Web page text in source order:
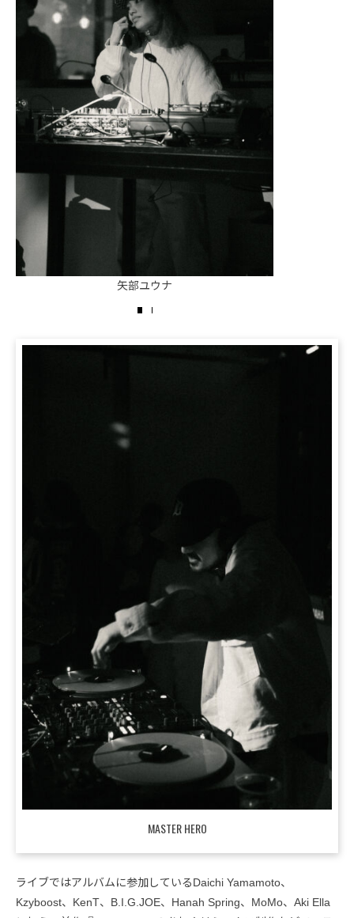
矢部ユウナ
MASTER HERO
ライブではアルバムに参加しているDaichi Yamamoto、
Kzyboost、KenT、B.I.G.JOE、Hanah Spring、MoMo、Aki Ella